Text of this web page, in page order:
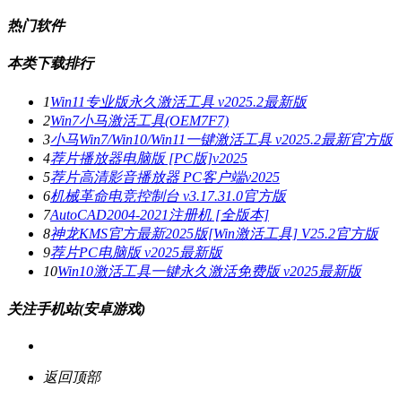
热门软件
本类下载排行
1Win11专业版永久激活工具 v2025.2最新版
2Win7小马激活工具(OEM7F7)
3小马Win7/Win10/Win11一键激活工具 v2025.2最新官方版
4荐片播放器电脑版 [PC版]v2025
5荐片高清影音播放器 PC客户端v2025
6机械革命电竞控制台 v3.17.31.0官方版
7AutoCAD2004-2021注册机 [全版本]
8神龙KMS官方最新2025版[Win激活工具] V25.2官方版
9荐片PC电脑版 v2025最新版
10Win10激活工具一键永久激活免费版 v2025最新版
关注手机站(安卓游戏)
返回顶部